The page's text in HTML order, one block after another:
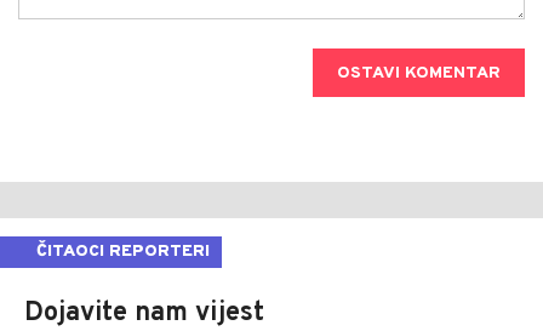
OSTAVI KOMENTAR
ČITAOCI REPORTERI
Dojavite nam vijest